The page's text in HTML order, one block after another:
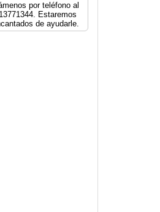
por teléfono al
Estaremos
de ayudarle.